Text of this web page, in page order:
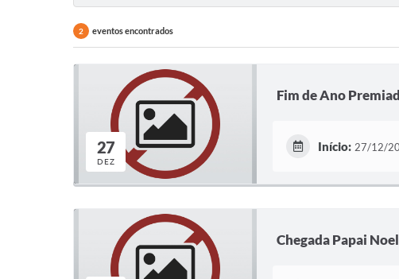
2 eventos encontrados
27
DEZ
Fim de Ano
Início: 27/12/
Chegada Papai Noel